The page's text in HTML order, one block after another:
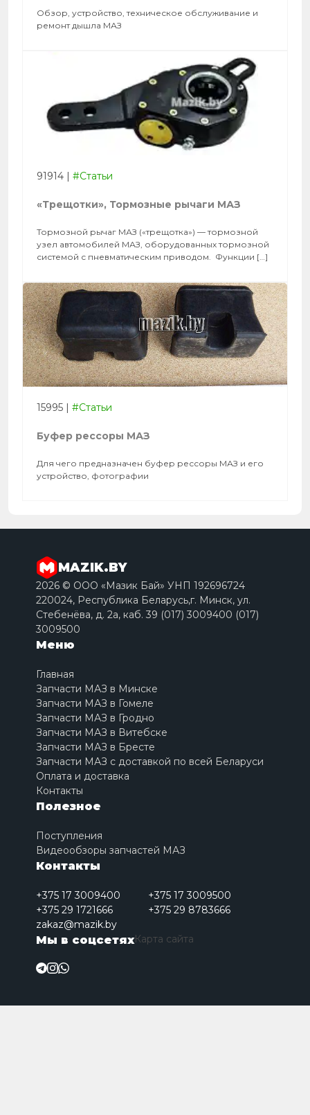
Обзор, устройство, техническое обслуживание и
ремонт дышла МАЗ
91914 | #Статьи
«Трещотки», Тормозные рычаги МАЗ
Тормозной рычаг МАЗ («трещотка») — тормозной
узел автомобилей МАЗ, оборудованных тормозной
системой с пневматическим приводом. Функции […]
15995 | #Статьи
Буфер рессоры МАЗ
Для чего предназначен буфер рессоры МАЗ и его
устройство, фотографии
MAZIK.BY
2026 © ООО «Мазик Бай» УНП 192696724
220024, Республика Беларусь,г. Минск, ул.
Стебенёва, д. 2a, каб. 39 (017) 3009400 (017)
3009500
Меню
Главная
Запчасти МАЗ в Минске
Запчасти МАЗ в Гомеле
Запчасти МАЗ в Гродно
Запчасти МАЗ в Витебске
Запчасти МАЗ в Бресте
Запчасти МАЗ с доставкой по всей Беларуси
Оплата и доставка
Контакты
Полезное
Поступления
Видеообзоры запчастей МАЗ
Контакты
+375 17 3009400
+375 17 3009500
+375 29 1721666
+375 29 8783666
zakaz@mazik.by
Мы в соцсетяхКарта сайта